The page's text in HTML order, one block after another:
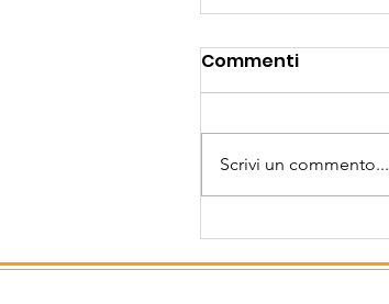
Commenti
Scrivi un commento...